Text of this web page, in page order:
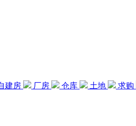
建房 厂房 仓库 土地 求购